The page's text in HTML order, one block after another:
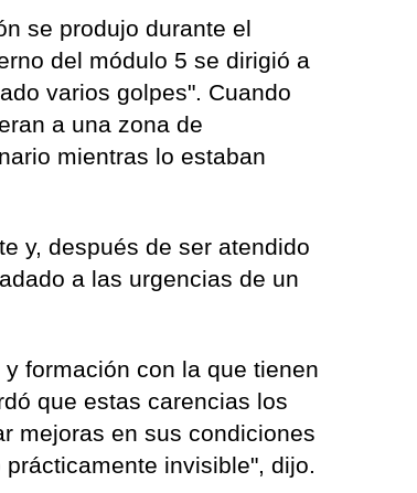
se produjo durante el
del módulo 5 se dirigió a
varios golpes". Cuando
a una zona de
mientras lo estaban
y, después de ser atendido
a las urgencias de un
formación con la que tienen
que estas carencias los
mejoras en sus condiciones
invisible", dijo.